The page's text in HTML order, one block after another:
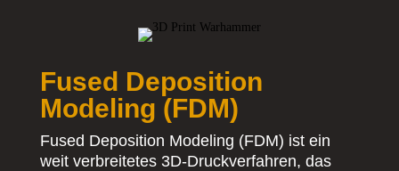
Fused Deposition
Modeling (FDM)
Fused Deposition Modeling (FDM) ist ein
weit verbreitetes 3D-Druckverfahren, das